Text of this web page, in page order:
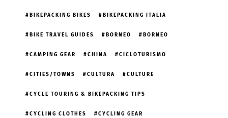
BIKEPACKING BIKES BIKEPACKING ITALIA
BIKE TRAVEL GUIDES BORNEO BORNEO
CAMPING GEAR CHINA CICLOTURISMO
CITIES/TOWNS CULTURA CULTURE
CYCLE TOURING & BIKEPACKING TIPS
CYCLING CLOTHES CYCLING GEAR